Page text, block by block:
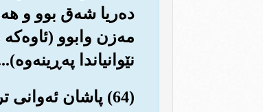
ده‌ریا شه‌ق بوو و
مه‌زن وابوو
نێوانیاندا
(64) پاشان ئه‌وانی ترمان له‌و شوێنه نزیک کرده‌وه‌...